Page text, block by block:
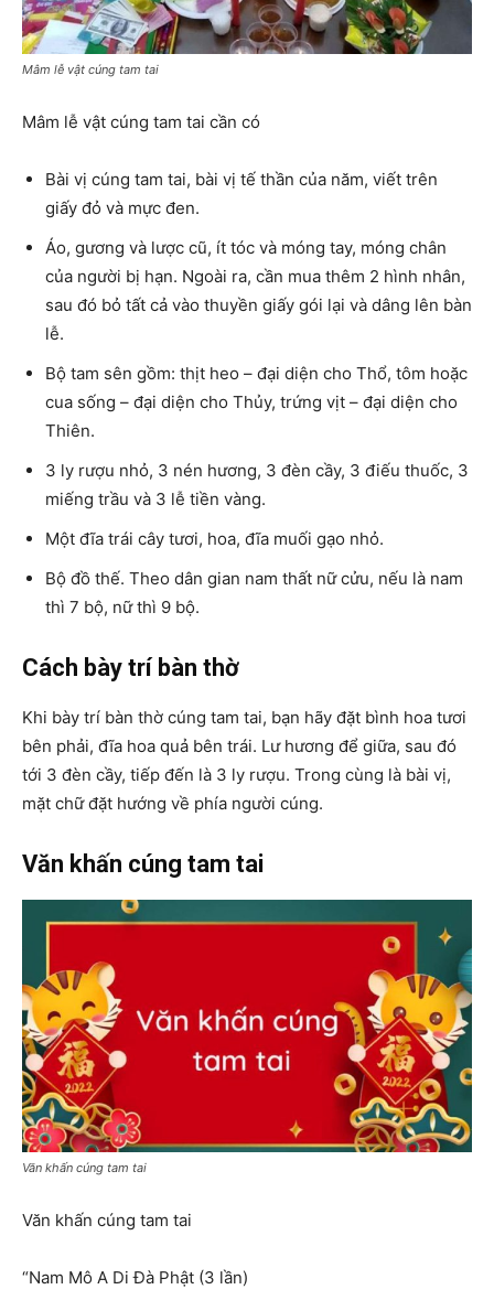
Mâm lễ vật cúng tam tai
Mâm lễ vật cúng tam tai cần có
Bài vị cúng tam tai, bài vị tế thần của năm, viết trên
giấy đỏ và mực đen.
Áo, gương và lược cũ, ít tóc và móng tay, móng chân
của người bị hạn. Ngoài ra, cần mua thêm 2 hình nhân,
sau đó bỏ tất cả vào thuyền giấy gói lại và dâng lên bàn
lễ.
Bộ tam sên gồm: thịt heo – đại diện cho Thổ, tôm hoặc
cua sống – đại diện cho Thủy, trứng vịt – đại diện cho
Thiên.
3 ly rượu nhỏ, 3 nén hương, 3 đèn cầy, 3 điếu thuốc, 3
miếng trầu và 3 lễ tiền vàng.
Một đĩa trái cây tươi, hoa, đĩa muối gạo nhỏ.
Bộ đồ thế. Theo dân gian nam thất nữ cửu, nếu là nam
thì 7 bộ, nữ thì 9 bộ.
Cách bày trí bàn thờ
Khi bày trí bàn thờ cúng tam tai, bạn hãy đặt bình hoa tươi
bên phải, đĩa hoa quả bên trái. Lư hương để giữa, sau đó
tới 3 đèn cầy, tiếp đến là 3 ly rượu. Trong cùng là bài vị,
mặt chữ đặt hướng về phía người cúng.
Văn khấn cúng tam tai
Văn khấn cúng tam tai
Văn khấn cúng tam tai
“Nam Mô A Di Đà Phật (3 lần)